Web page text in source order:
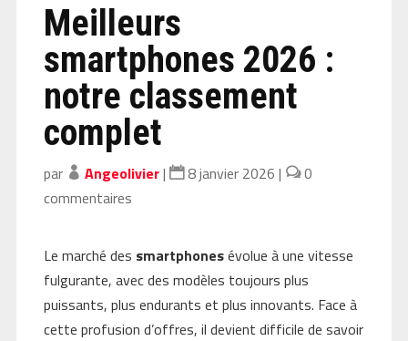
Meilleurs
smartphones 2026 :
notre classement
complet
par Angeolivier| 8 janvier 2026 |
0
commentaires
Le marché des smartphonesévolue à une vitesse
fulgurante, avec des modèles toujours plus
puissants, plus endurants et plus innovants. Face à
cette profusion d’offres, il devient difficile de savoir